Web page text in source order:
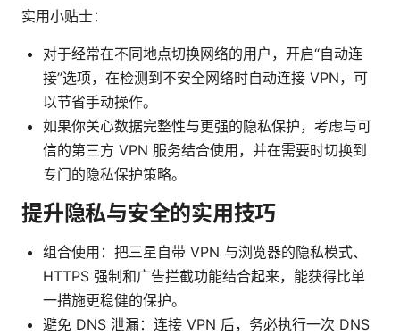
实用小贴士：
对于经常在不同地点切换网络的用户，开启“自动连
接”选项，在检测到不安全网络时自动连接 VPN，可
以节省手动操作。
如果你关心数据完整性与更强的隐私保护，考虑与可
信的第三方 VPN 服务结合使用，并在需要时切换到
专门的隐私保护策略。
提升隐私与安全的实用技巧
组合使用：把三星自带 VPN 与浏览器的隐私模式、
HTTPS 强制和广告拦截功能结合起来，能获得比单
一措施更稳健的保护。
避免 DNS 泄漏：连接 VPN 后，务必执行一次 DNS